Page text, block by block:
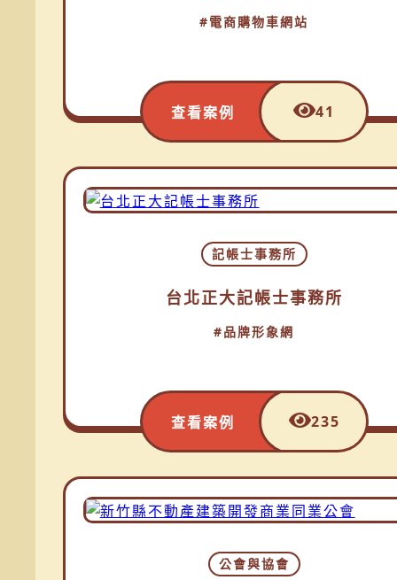
#電商購物車網站
查看案例 41
記帳士事務所
台北正大記帳士事務所
#品牌形象網
查看案例 235
公會與協會